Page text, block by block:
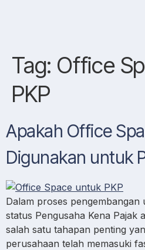
Tag: Office
PKP
Apakah Office
Digunakan untuk
Dalam proses pengembangan
status Pengusaha Kena Pajak
salah satu tahapan penting
perusahaan telah memasuki